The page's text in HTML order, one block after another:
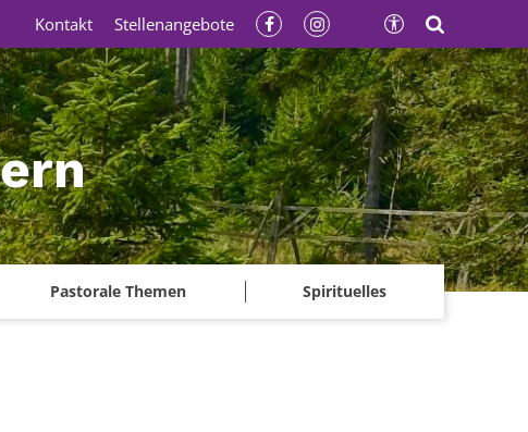
Pastorale Themen Spirituelles
Kontakt Stellenangebote